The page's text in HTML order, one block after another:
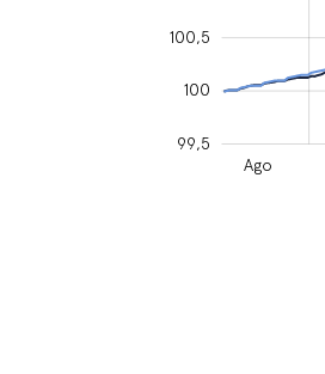
99,5
100
100,5
Ago